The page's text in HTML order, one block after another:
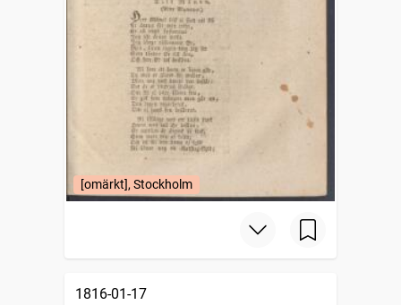
[omärkt], Stockholm
1816-01-17